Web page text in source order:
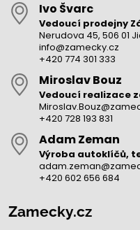
Ivo Švarc
Vedoucí prodejny
Nerudova 45, 506 01
info@zamecky.cz
+420 774 301 333
Miroslav Bouz
Vedoucí realizace
+420 728 193 831
Adam Zeman
Výroba autoklíčů,
+420 602 656 684
Zamecky.cz